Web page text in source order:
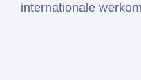
internationale